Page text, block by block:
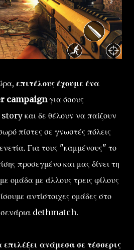
επιτέλους έχουμε ένα
campaignγια όσους
story και δε θέλουν να παίζουν
πίστες σε γνωστές πόλεις
Για τους "καμμένους" το
προσεγμένο και μας δίνει τη
ομάδα με άλλους τρεις φίλους
αντίστοιχες ομάδες στο
σενάρια dethmatch.
ανάμεσα σε τέσσερις